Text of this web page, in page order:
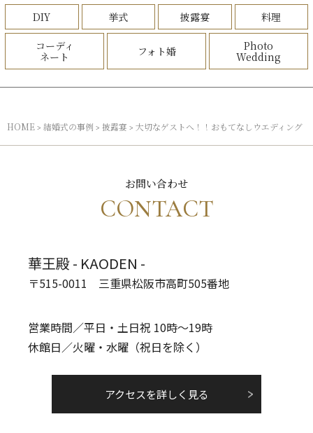
DIY 挙式 披露宴 料理
コーディ
ネート
フォト婚
Photo
Wedding
HOME > 結婚式の事例 > 披露宴 > 大切なゲストへ！！おもてなしウエディング
CONTACT
お問い合わせ
華王殿 - KAODEN -
〒515-0011 三重県松阪市高町505番地
営業時間／平日・土日祝 10時～19時
休館日／火曜・水曜（祝日を除く）
アクセスを詳しく見る